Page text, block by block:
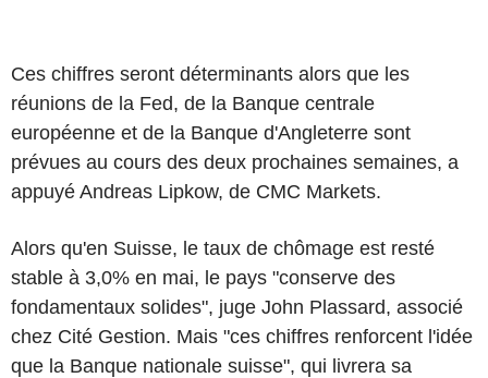
Ces chiffres seront déterminants alors que les
réunions de la Fed, de la Banque centrale
européenne et de la Banque d'Angleterre sont
prévues au cours des deux prochaines semaines, a
appuyé Andreas Lipkow, de CMC Markets.
Alors qu'en Suisse, le taux de chômage est resté
stable à 3,0% en mai, le pays "conserve des
fondamentaux solides", juge John Plassard, associé
chez Cité Gestion. Mais "ces chiffres renforcent l'idée
que la Banque nationale suisse", qui livrera sa